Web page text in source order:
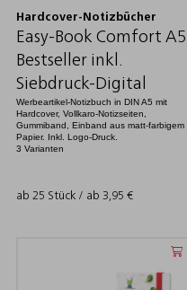
Hardcover-Notizbücher
Easy-Book Comfort A5
Bestseller inkl.
Siebdruck-Digital
Werbeartikel-Notizbuch in DIN A5 mit
Hardcover, Vollkaro-Notizseiten,
Gummiband, Einband aus matt-farbigem
Papier. Inkl. Logo-Druck.
3 Varianten
ab 25 Stück / ab 3,95 €